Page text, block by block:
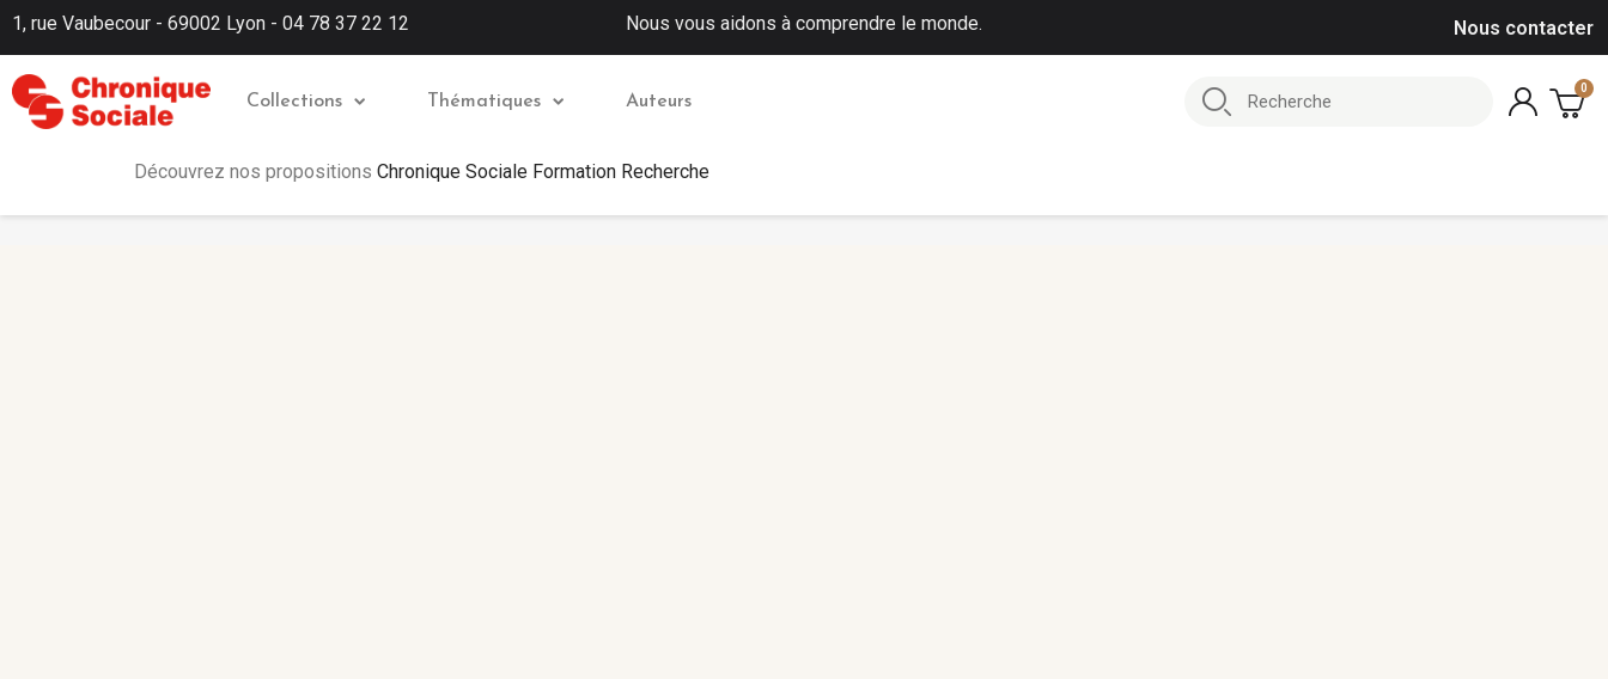
1, rue Vaubecour - 69002 Lyon - 04 78 37 22 12 Nous vous aidons à comprendre le monde. Nous contacter
Collections Thématiques Auteurs
Découvrez nos propositions Chronique Sociale Formation Recherche